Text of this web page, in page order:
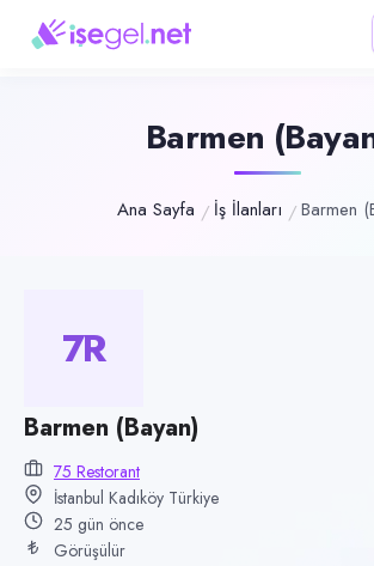
Pozisyon
Barmen (Bayan)
Yiyecek & İçecek (Restoran/Cafe)
Tam Zamanlı · Ofis
16 Temmuz 2026
Son geçerlilik
31 Ekim 2026
Başvuru kanalları
Barmen
Ana Sayfa İş İlanları Barmen
7R
Barmen (Bayan)
75 Restorant
İstanbul Kadıköy Türkiye
25 gün önce
Görüşülür